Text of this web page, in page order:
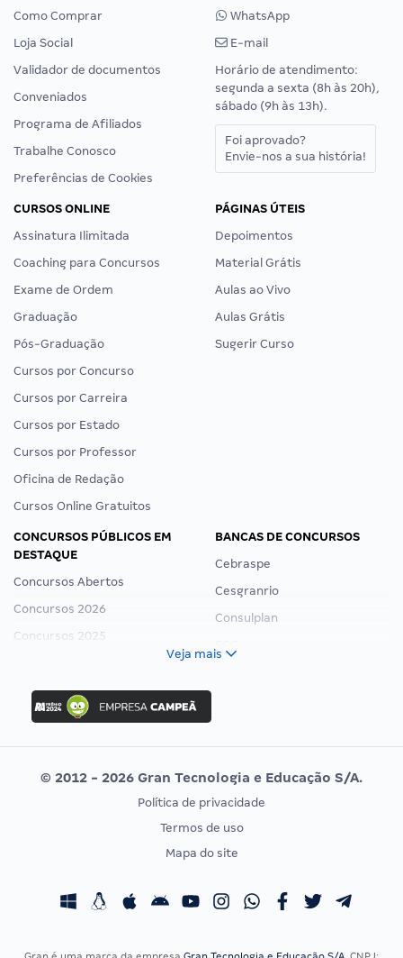
Como Comprar
Loja Social
Validador de documentos
Conveniados
Programa de Afiliados
Trabalhe Conosco
Preferências de Cookies
WhatsApp
E-mail
Horário de atendimento:
segunda a sexta (8h às 20h),
sábado (9h às 13h).
Foi aprovado?
Envie-nos a sua história!
CURSOS ONLINE
Assinatura Ilimitada
Coaching para Concursos
Exame de Ordem
Graduação
Pós-Graduação
Cursos por Concurso
Cursos por Carreira
Cursos por Estado
Cursos por Professor
Oficina de Redação
Cursos Online Gratuitos
PÁGINAS ÚTEIS
Depoimentos
Material Grátis
Aulas ao Vivo
Aulas Grátis
Sugerir Curso
CONCURSOS PÚBLICOS EM
DESTAQUE
Concursos Abertos
Concursos 2026
Concursos 2025
Concurso Ibama
Concurso MPU
Editais publicados
BANCAS DE CONCURSOS
Cebraspe
Cesgranrio
Consulplan
Vunesp
CONCURSOS POR PROFISSÃO
Concursos Fiscais
EXAME DE ORDEM
Calendário OAB
Veja mais
© 2012 - 2026 Gran Tecnologia e Educação S/A.
Política de privacidade
Termos de uso
Mapa do site